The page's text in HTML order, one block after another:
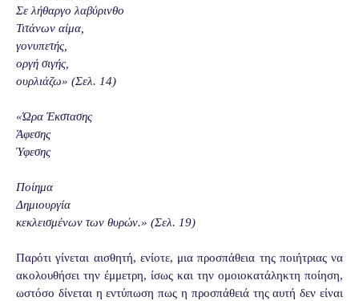
Σε λήθαργο λαβύρινθο
Τιτάνων αίμα,
γονυπετής,
οργή σιγής,
ουρλιάζω» (Σελ. 14)
«Ώρα Έκστασης
Άφεσης
Ύφεσης
Ποίημα
Δημιουργία
κεκλεισμένων των θυρών.» (Σελ. 19)
Παρότι γίνεται αισθητή, ενίοτε, μια προσπάθεια της ποιήτριας να
ακολουθήσει την έμμετρη, ίσως και την ομοιοκατάληκτη ποίηση,
ωστόσο δίνεται η εντύπωση πως η προσπάθειά της αυτή δεν είναι